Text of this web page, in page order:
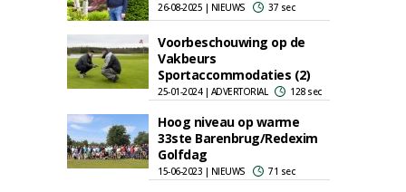
26-08-2025 | NIEUWS 37 sec
Voorbeschouwing op de
Vakbeurs
Sportaccommodaties (2)
25-01-2024 | ADVERTORIAL 128 sec
Hoog niveau op warme
33ste Barenbrug/Redexim
Golfdag
15-06-2023 | NIEUWS 71 sec